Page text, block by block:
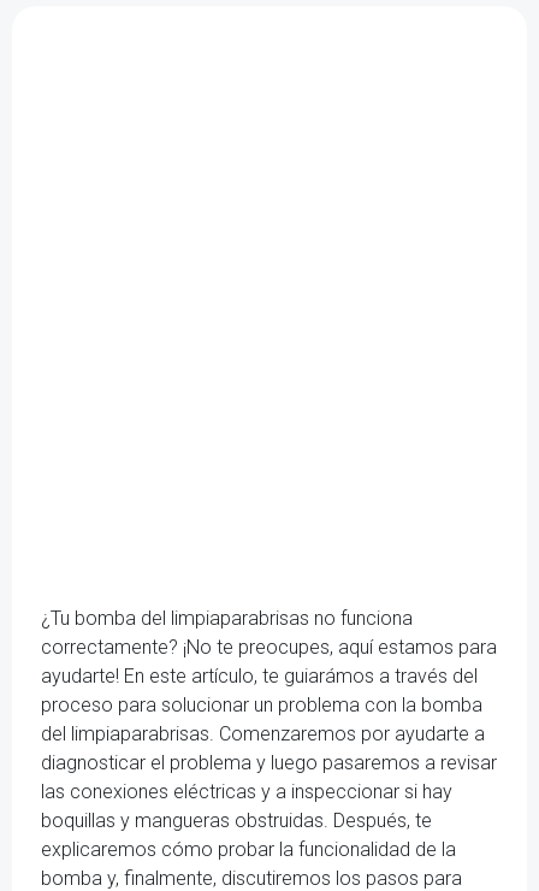
¿Tu bomba del limpiaparabrisas no funciona
correctamente? ¡No te preocupes, aquí estamos para
ayudarte! En este artículo, te guiarámos a través del
proceso para solucionar un problema con la bomba
del limpiaparabrisas. Comenzaremos por ayudarte a
diagnosticar el problema y luego pasaremos a revisar
las conexiones eléctricas y a inspeccionar si hay
boquillas y mangueras obstruidas. Después, te
explicaremos cómo probar la funcionalidad de la
bomba y, finalmente, discutiremos los pasos para